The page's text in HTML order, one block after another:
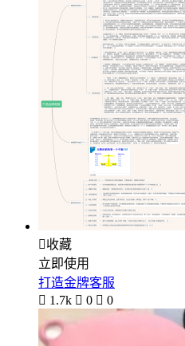
收藏
立即使用
打造金牌客服
 1.7k  0  0